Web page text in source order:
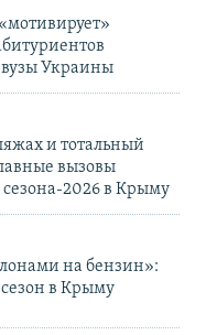
вузы Украины
и тотальный
вызовы
сезона-2026 в Крыму
на бензин»:
в Крыму